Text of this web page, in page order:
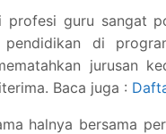
profesi guru sangat
pendidikan di
jurusan
Baca juga :
halnya bersama